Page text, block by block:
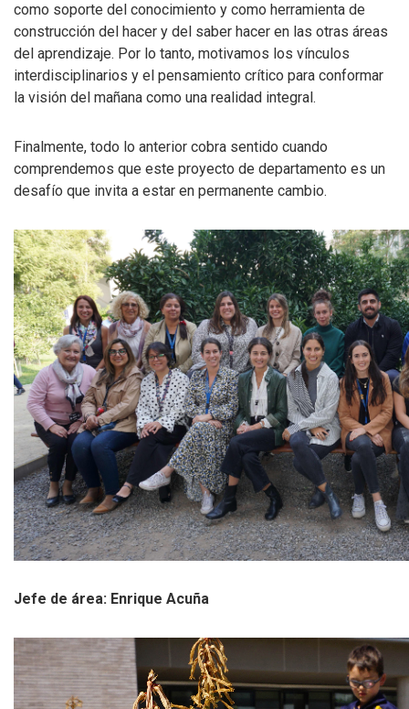
como soporte del conocimiento y como herramienta de
construcción del hacer y del saber hacer en las otras áreas
del aprendizaje. Por lo tanto, motivamos los vínculos
interdisciplinarios y el pensamiento crítico para conformar
la visión del mañana como una realidad integral.
Finalmente, todo lo anterior cobra sentido cuando
comprendemos que este proyecto de departamento es un
desafío que invita a estar en permanente cambio.
Jefe de área: Enrique Acuña